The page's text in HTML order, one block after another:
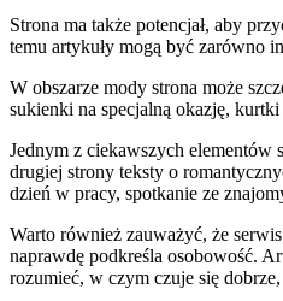
Strona ma także potencjał, aby
temu artykuły mogą być zarówno
W obszarze mody strona może
sukienki na specjalną okazję,
Jednym z ciekawszych elementów
drugiej strony teksty o
dzień w pracy, spotkanie ze
Warto również zauważyć, że
naprawdę podkreśla osobowość.
rozumieć, w czym czuje się